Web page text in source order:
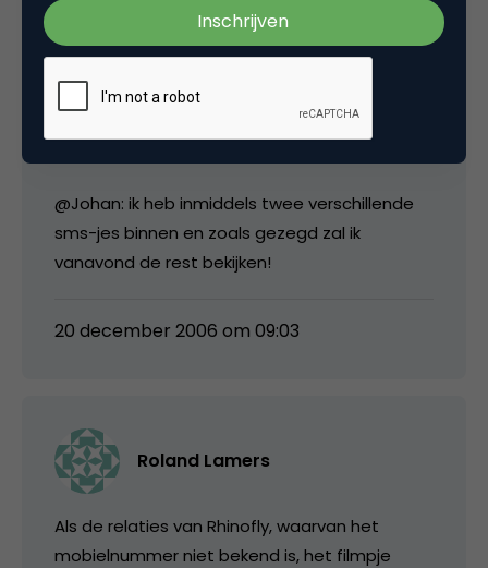
media
@Bas: kun je iets laten zien/horen van die
@Johan: ik heb inmiddels twee verschillende
sms-jes binnen en zoals gezegd zal ik
vanavond de rest bekijken!
20 december 2006 om 09:03
Roland Lamers
Als de relaties van Rhinofly, waarvan het
mobielnummer niet bekend is, het filmpje